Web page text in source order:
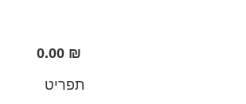
0.00 ₪
תפריט